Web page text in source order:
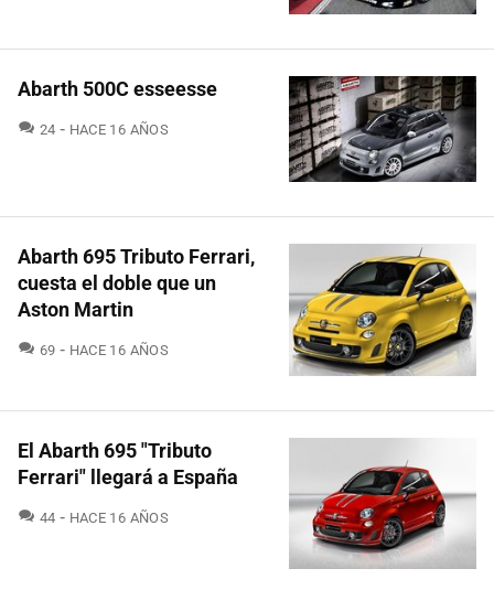
Abarth 500C esseesse
24 COMENTARIOS
HACE 16 AÑOS
Abarth 695 Tributo Ferrari,
cuesta el doble que un
Aston Martin
69 COMENTARIOS
HACE 16 AÑOS
El Abarth 695 "Tributo
Ferrari" llegará a España
44 COMENTARIOS
HACE 16 AÑOS